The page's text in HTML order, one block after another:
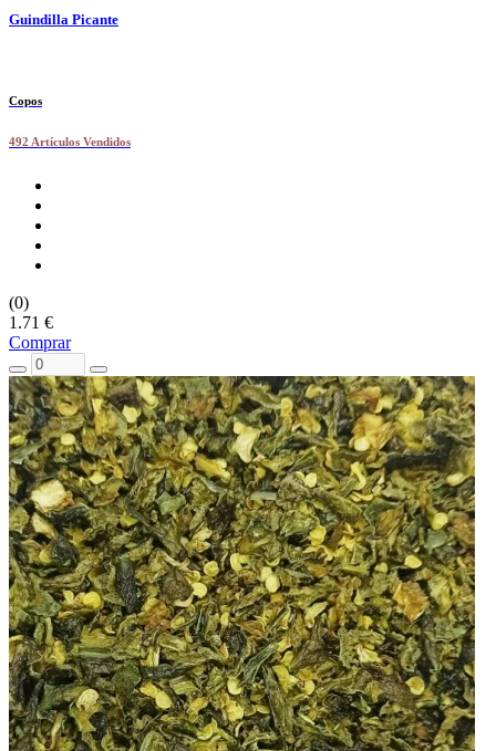
Guindilla Picante
Copos
492 Artículos Vendidos
(0)
1.71 €
Comprar